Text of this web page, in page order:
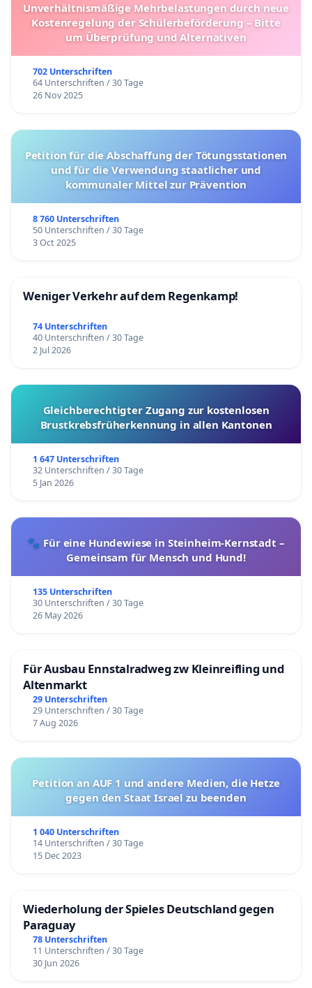
Unverhältnismäßige Mehrbelastungen durch neue
Kostenregelung der Schülerbeförderung – Bitte
um Überprüfung und Alternativen
702 Unterschriften
64 Unterschriften / 30 Tage
26 Nov 2025
Petition für die Abschaffung der Tötungsstationen
und für die Verwendung staatlicher und
kommunaler Mittel zur Prävention
8 760 Unterschriften
50 Unterschriften / 30 Tage
3 Oct 2025
Weniger Verkehr auf dem Regenkamp!
74 Unterschriften
40 Unterschriften / 30 Tage
2 Jul 2026
Gleichberechtigter Zugang zur kostenlosen
Brustkrebsfrüherkennung in allen Kantonen
1 647 Unterschriften
32 Unterschriften / 30 Tage
5 Jan 2026
🐾 Für eine Hundewiese in Steinheim-Kernstadt –
Gemeinsam für Mensch und Hund!
135 Unterschriften
30 Unterschriften / 30 Tage
26 May 2026
Für Ausbau Ennstalradweg zw Kleinreifling und
Altenmarkt
29 Unterschriften
29 Unterschriften / 30 Tage
7 Aug 2026
Petition an AUF 1 und andere Medien, die Hetze
gegen den Staat Israel zu beenden
1 040 Unterschriften
14 Unterschriften / 30 Tage
15 Dec 2023
Wiederholung der Spieles Deutschland gegen
Paraguay
78 Unterschriften
11 Unterschriften / 30 Tage
30 Jun 2026